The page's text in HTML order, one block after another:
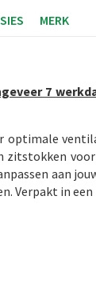
MERK
7
aan
Verpakt in